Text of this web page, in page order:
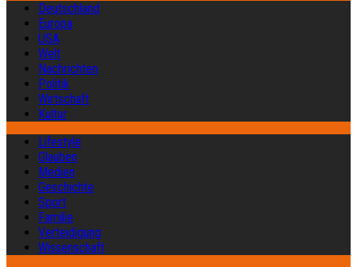
Deutschland
Europa
USA
Welt
Nachrichten
Politik
Wirtschaft
Kultur
Lifestyle
Glauben
Medien
Geschichte
Sport
Familie
Verteidigung
Wissenschaft